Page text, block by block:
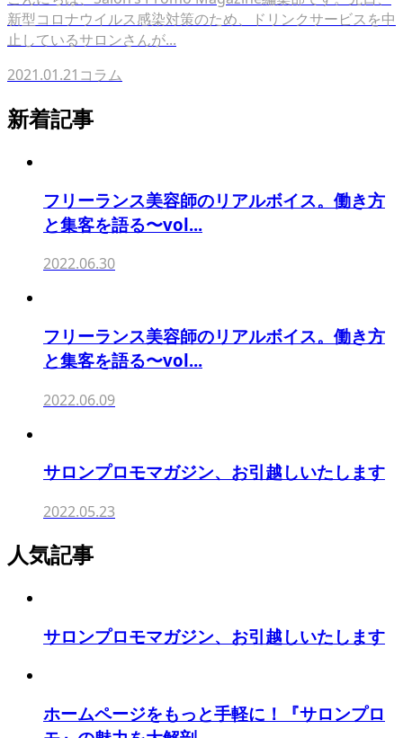
新型コロナウイルス感染対策のため、ドリンクサービスを中
止しているサロンさんが...
2021.01.21 コラム
新着記事
フリーランス美容師のリアルボイス。働き方
と集客を語る〜vol...
2022.06.30
フリーランス美容師のリアルボイス。働き方
と集客を語る〜vol...
2022.06.09
サロンプロモマガジン、お引越しいたします
2022.05.23
人気記事
サロンプロモマガジン、お引越しいたします
ホームページをもっと手軽に！『サロンプロ